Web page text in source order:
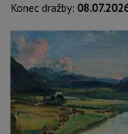
Konec dražby: